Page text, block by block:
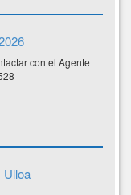
con el Agente
Ulloa